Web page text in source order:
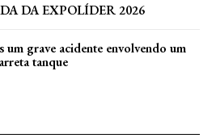
DA EXPOLÍDER 2026
um grave acidente envolvendo um
tanque